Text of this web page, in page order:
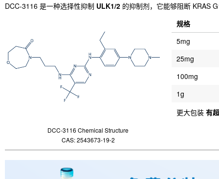
DCC-3116 是一种选择性抑制 ULK1/2 的抑制剂，它能够阻断 KRAS
DCC-3116 Chemical Structure
CAS: 2543673-19-2
规格
5mg
25mg
100mg
1g
更大包装 有